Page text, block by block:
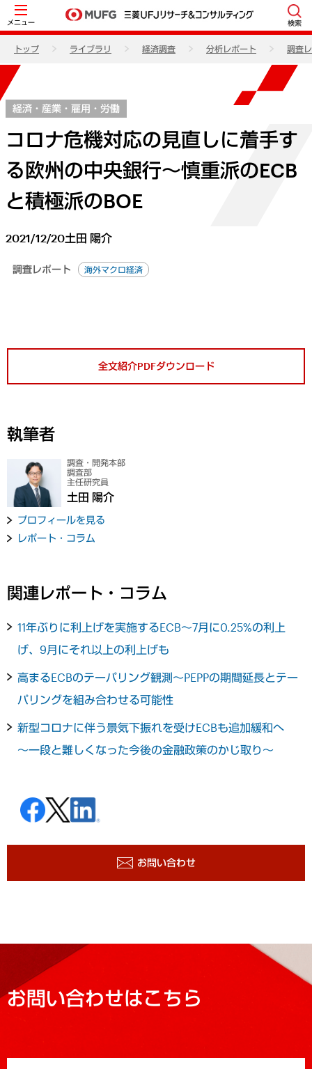
メニュー 検索
トップ ライブラリ 経済調査 分析レポート 調査
経済・産業・雇用・労働
コロナ危機対応の見直しに着手す
る欧州の中央銀行～慎重派のECB
と積極派のBOE
2021/12/20土田 陽介
調査レポート 海外マクロ経済
全文紹介PDFダウンロード
執筆者
調査・開発本部
調査部
主任研究員
土田 陽介
プロフィールを見る
レポート・コラム
関連レポート・コラム
11年ぶりに利上げを実施するECB～7月に0.25%の利上
げ、9月にそれ以上の利上げも
高まるECBのテーパリング観測～PEPPの期間延長とテー
パリングを組み合わせる可能性
新型コロナに伴う景気下振れを受けECBも追加緩和へ
～一段と難しくなった今後の金融政策のかじ取り～
お問い合わせ
お問い合わせはこちら